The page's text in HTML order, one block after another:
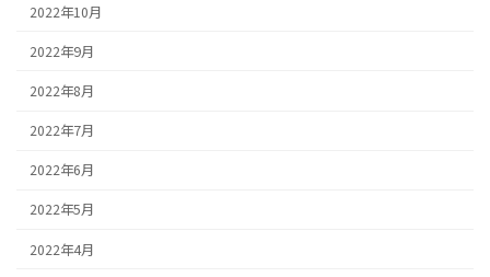
2022年10月
2022年9月
2022年8月
2022年7月
2022年6月
2022年5月
2022年4月